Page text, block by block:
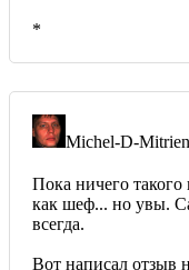
*
Michel-D-Mitrien
Пока ничего такого
как шеф... но увы.
всегда.
Вот написал отзыв